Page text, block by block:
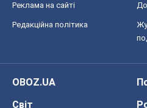
Реклама на сайті
Редакційна політика
OBOZ.UA
Світ